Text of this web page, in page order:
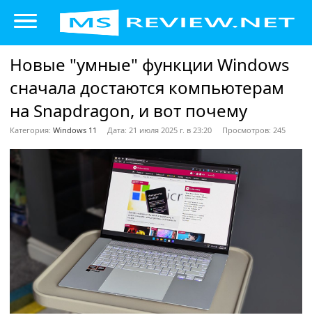
Новые "умные" функции Windows
сначала достаются компьютерам
на Snapdragon, и вот почему
Категория: Windows 11 Дата: 21 июля 2025 г. в 23:20 Просмотров: 245